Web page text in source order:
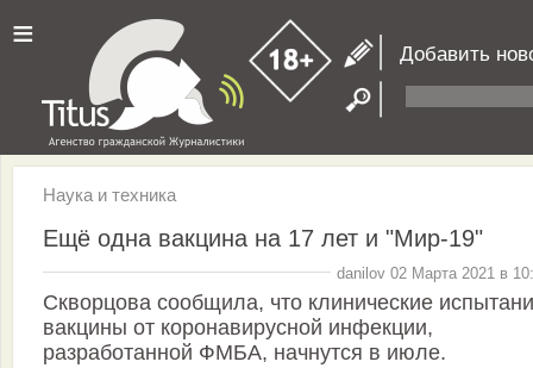
≡ Добавить
Наука и техника
Ещё одна вакцина на 17 лет и "Мир-19"
danilov 02 Марта 2021 в
Скворцова сообщила, что клинические
вакцины от коронавирусной инфекции,
разработанной ФМБА, начнутся в июле.